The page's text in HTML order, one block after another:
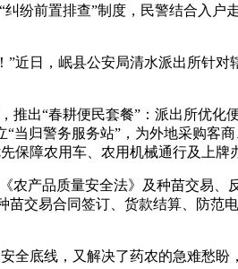
纷前置排查”制度，民警结合入户
日，岷县公安局清水派出所针对
出“春耕便民套餐”：派出所优化
当归警务服务站”，为外地采购客
障农用车、农用机械通行及上牌
产品质量安全法》及种苗交易、
交易合同签订、货款结算、防范
底线，又解决了药农的急难愁盼